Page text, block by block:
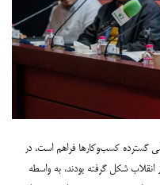
گسترده کسب‌وکار‌ها فراهم است، در
شکل گرفته بودند، به واسطه